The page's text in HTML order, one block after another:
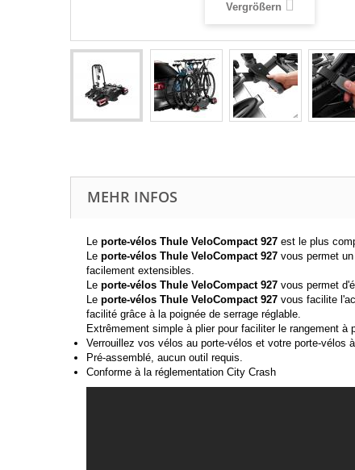
Vergrößern
MEHR INFOS
Le porte-vélos Thule VeloCompact 927 est le plus
Le porte-vélos Thule VeloCompact 927 vous permet
facilement extensibles.
Le porte-vélos Thule VeloCompact 927 vous permet
Le porte-vélos Thule VeloCompact 927 vous facilite
facilité grâce à la poignée de serrage réglable.
Extrêmement simple à plier pour faciliter le rangement à
Verrouillez vos vélos au porte-vélos et votre porte-vélos
Pré-assemblé, aucun outil requis.
Conforme à la réglementation City Crash